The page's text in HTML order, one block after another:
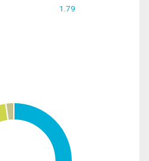
1.79